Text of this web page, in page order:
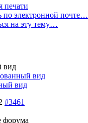
печати
по электронной почте…
на эту тему…
вид
вид
вид
#3461